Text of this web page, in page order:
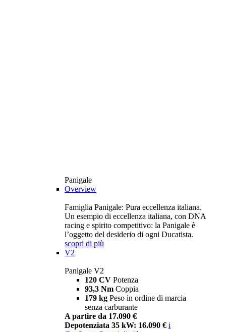
Panigale
Overview
Famiglia Panigale: Pura eccellenza italiana.
Un esempio di eccellenza italiana, con DNA
racing e spirito competitivo: la Panigale è
l’oggetto del desiderio di ogni Ducatista.
scopri di più
V2
Panigale V2
120 CV Potenza
93,3 Nm Coppia
179 kg Peso in ordine di marcia
senza carburante
A partire da 17.090 €
Depotenziata 35 kW: 16.090 € i